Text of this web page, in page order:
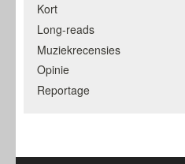
Kort
Long-reads
Muziekrecensies
Opinie
Reportage